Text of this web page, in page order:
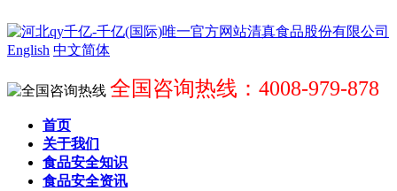
English 中文简体
全国咨询热线：4008-979-878
首页
关于我们
食品安全知识
食品安全资讯